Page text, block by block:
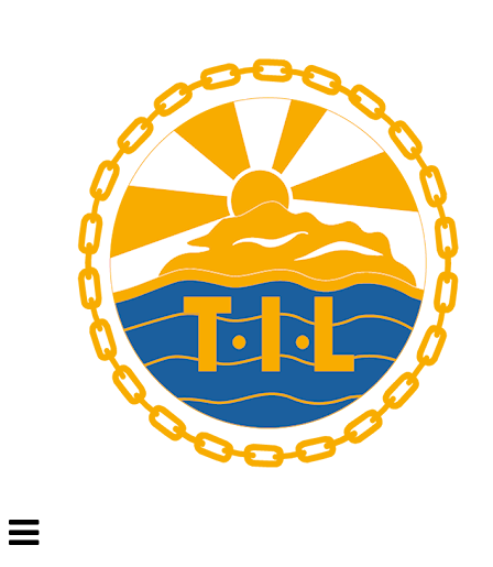
Veksle
navigasjon